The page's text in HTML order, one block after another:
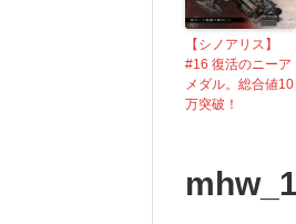
【シノアリス】
#16 復活のニーア
メダル。総合値10
万突破！